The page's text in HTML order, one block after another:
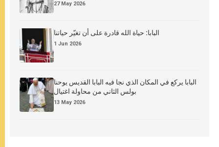
27 May 2026
البابا: حياة الله قادرة على أن تغيّر حياتنا
1 Jun 2026
البابا يركع في المكان الذي نجا فيه البابا القديس يوحنا
بولس الثاني من محاولة اغتيال
13 May 2026